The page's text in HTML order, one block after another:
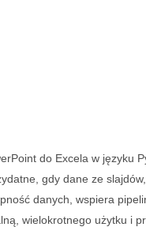
do Excela w języku
gdy dane ze
danych, wspiera
wielokrotnego użytku i